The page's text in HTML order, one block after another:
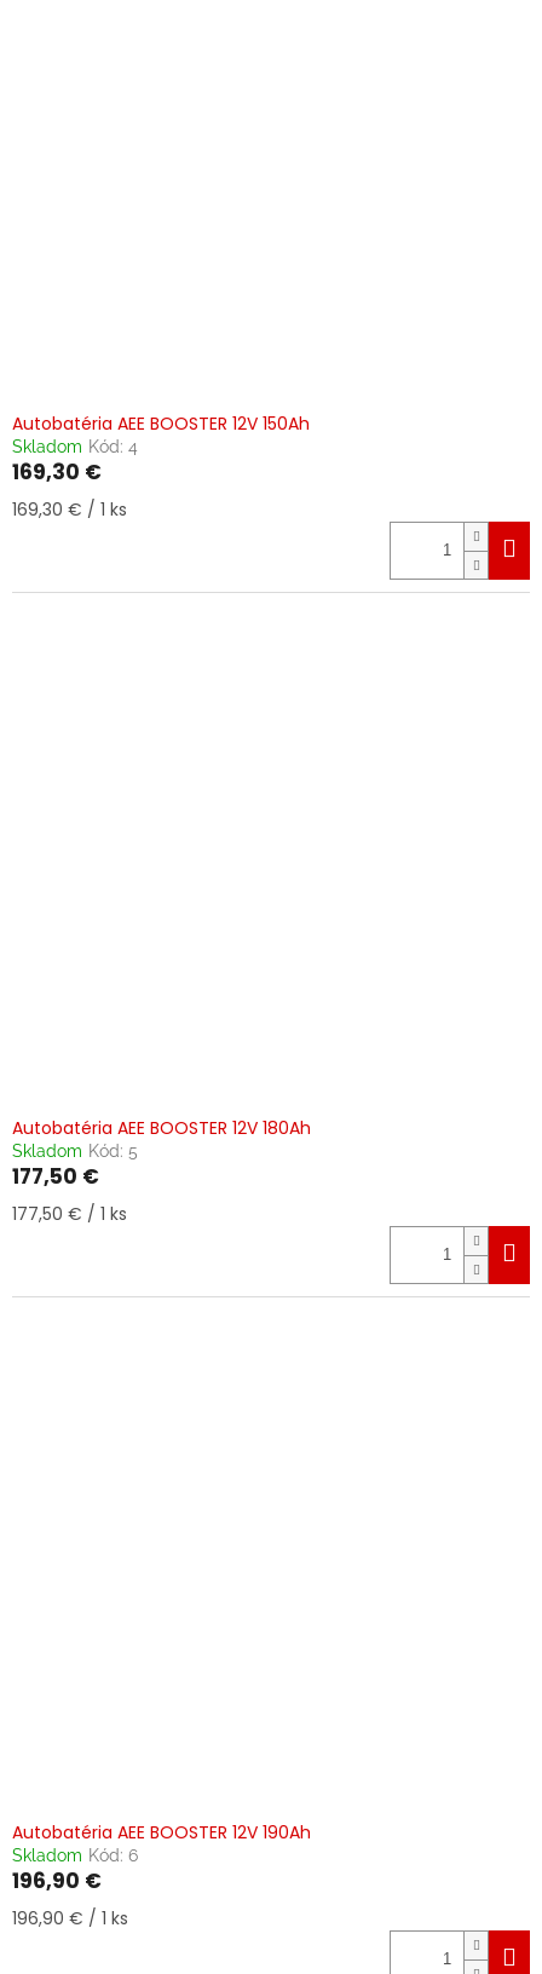
Autobatéria AEE BOOSTER 12V 150Ah
Skladom Kód: 4
169,30 €
Jednotková
169,30 € / 1 ks
Autobatéria AEE BOOSTER 12V 180Ah
Skladom Kód: 5
177,50 €
Jednotková
177,50 € / 1 ks
Autobatéria AEE BOOSTER 12V 190Ah
Skladom Kód: 6
196,90 €
Jednotková
196,90 € / 1 ks